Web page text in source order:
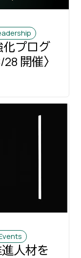
プログ
開催〉
人材を